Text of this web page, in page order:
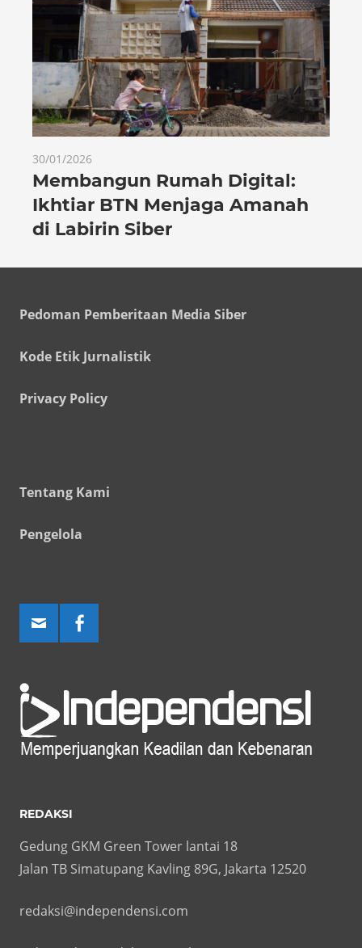
30/01/2026
Membangun Rumah Digital:
Ikhtiar BTN Menjaga Amanah
di Labirin Siber
Pedoman Pemberitaan Media Siber
Kode Etik Jurnalistik
Privacy Policy
Tentang Kami
Pengelola
REDAKSI
Gedung GKM Green Tower lantai 18
Jalan TB Simatupang Kavling 89G, Jakarta 12520
redaksi@independensi.com